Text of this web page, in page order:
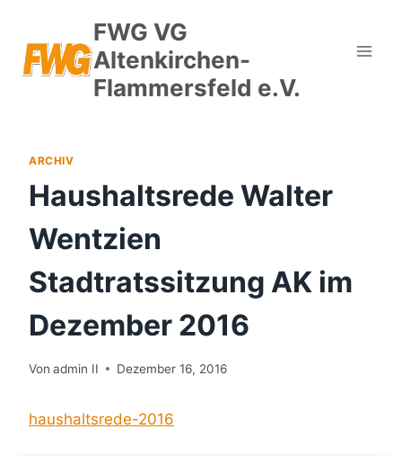
springen
FWG VG
Altenkirchen-
Flammersfeld e.V.
ARCHIV
Haushaltsrede Walter
Wentzien
Stadtratssitzung AK im
Dezember 2016
Von admin II Dezember 16, 2016
haushaltsrede-2016